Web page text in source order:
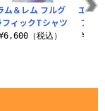
ム＆レム フルグ
フィックTシャツ
（税込）
エミ
フィ